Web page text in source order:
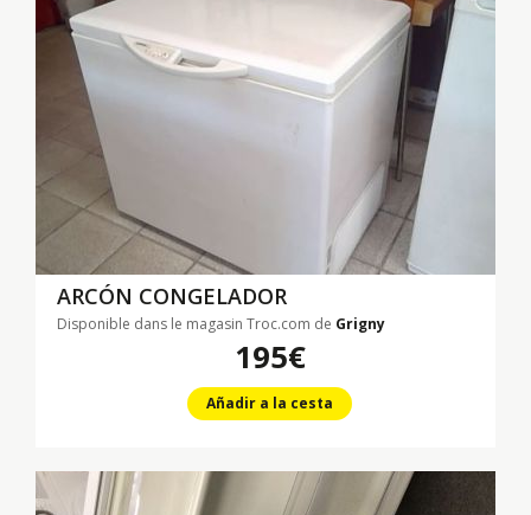
ARCÓN CONGELADOR
Disponible dans le magasin Troc.com de Grigny
195€
Añadir a la cesta